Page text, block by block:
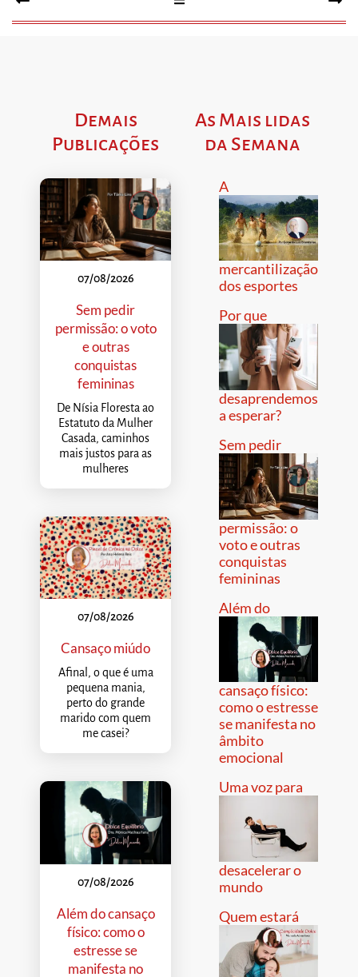
Demais
Publicações
07/08/2026
Sem pedir
permissão: o voto
e outras
conquistas
femininas
De Nísia Floresta ao
Estatuto da Mulher
Casada, caminhos
mais justos para as
mulheres
07/08/2026
Cansaço miúdo
Afinal, o que é uma
pequena mania,
perto do grande
marido com quem
me casei?
07/08/2026
Além do cansaço
físico: como o
estresse se
manifesta no
As Mais lidas
da Semana
A
mercantilização
dos esportes
Por que
desaprendemos
a esperar?
Sem pedir
permissão: o
voto e outras
conquistas
femininas
Além do
cansaço físico:
como o estresse
se manifesta no
âmbito
emocional
Uma voz para
desacelerar o
mundo
Quem estará